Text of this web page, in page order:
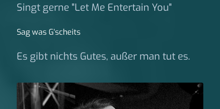
Singt gerne "Let Me Entertain You"
Sag was G‘scheits
Es gibt nichts Gutes, außer man tut es.